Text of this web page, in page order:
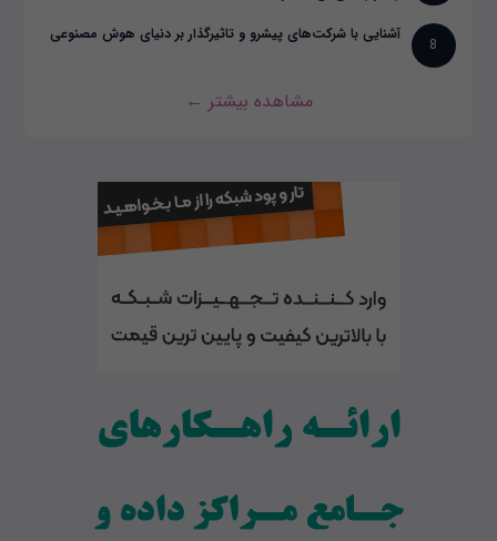
8
آشنایی با شرکت‌های پیشرو و تاثیرگذار بر دنیای هوش مصنوعی
مشاهده بیشتر ←